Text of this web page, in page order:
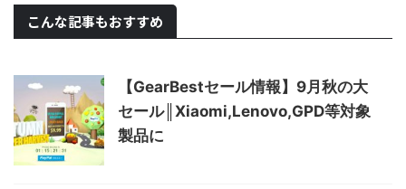
こんな記事もおすすめ
【GearBestセール情報】9月秋の大
セール║Xiaomi,Lenovo,GPD等対象
製品に